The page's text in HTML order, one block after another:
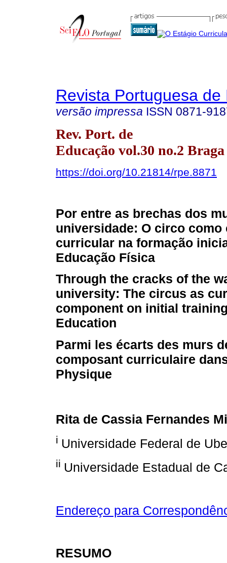
Revista Portuguesa de
versão impressa ISSN 0871-
Rev. Port. de
Educação vol.30 no.2 Braga
https://doi.org/10.21814/rpe.8871
Por entre as brechas dos
universidade: O circo como
curricular na formação
Educação Física
Through the cracks of the
university: The circus as
component on initial
Education
Parmi les écarts des murs
composant curriculaire
Physique
Rita de Cassia Fernandes
i Universidade Federal de
ii Universidade Estadual de
Endereço para
RESUMO